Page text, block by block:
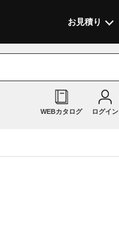
お見積り
WEBカタログ ログイン